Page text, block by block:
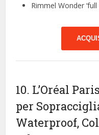
Rimmel Wonder
10. L’Oréal
per
Waterproof,